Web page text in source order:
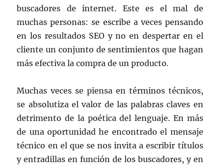
buscadores de internet. Este es el mal de
muchas personas: se escribe a veces pensando
en los resultados SEO y no en despertar en el
cliente un conjunto de sentimientos que hagan
más efectiva la compra de un producto.
Muchas veces se piensa en términos técnicos,
se absolutiza el valor de las palabras claves en
detrimento de la poética del lenguaje. En más
de una oportunidad he encontrado el mensaje
técnico en el que se nos invita a escribir títulos
y entradillas en función de los buscadores, y en